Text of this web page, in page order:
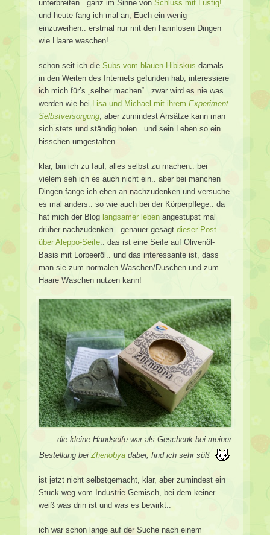
unterbreiten.. ganz im Sinne von Schluss mit Lustig!
und heute fang ich mal an, Euch ein wenig
einzuweihen.. erstmal nur mit den harmlosen Dingen
wie Haare waschen!
schon seit ich die Subs vom blauen Hibiskus damals
in den Weiten des Internets gefunden hab, interessiere
ich mich für’s „selber machen“.. zwar wird es nie was
werden wie bei
Lisa und Michael mit ihrem Experiment
Selbstversorgung , aber zumindest Ansätze kann man
sich stets und ständig holen.. und sein Leben so ein
bisschen umgestalten..
klar, bin ich zu faul, alles selbst zu machen.. bei
vielem seh ich es auch nicht ein.. aber bei manchen
Dingen fange ich eben an nachzudenken und versuche
es mal anders.. so wie auch bei der Körperpflege.. da
hat mich der Blog langsamer leben angestupst mal
drüber nachzudenken.. genauer gesagt dieser Post
über Aleppo-Seife .. das ist eine Seife auf Olivenöl-
Basis mit Lorbeeröl.. und das interessante ist, dass
man sie zum normalen Waschen/Duschen und zum
Haare Waschen nutzen kann!
die kleine Handseife war als Geschenk bei meiner
Bestellung bei Zhenobya dabei, find ich sehr süß
ist jetzt nicht selbstgemacht, klar, aber zumindest ein
Stück weg vom Industrie-Gemisch, bei dem keiner
weiß was drin ist und was es bewirkt..
ich war schon lange auf der Suche nach einem